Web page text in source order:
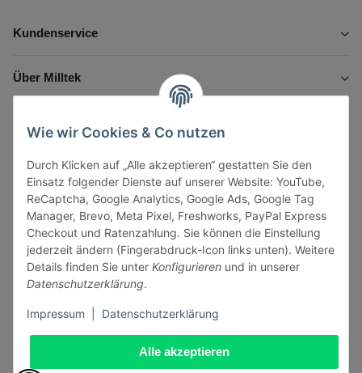
Alle akzeptieren
Wie wir Cookies & Co nutzen
Durch Klicken auf „Alle akzeptieren“ gestatten Sie den
Einsatz folgender Dienste auf unserer Website: YouTube,
ReCaptcha, Google Analytics, Google Ads, Google Tag
Manager, Brevo, Meta Pixel, Freshworks, PayPal Express
Checkout und Ratenzahlung. Sie können die Einstellung
jederzeit ändern (Fingerabdruck-Icon links unten). Weitere
Details finden Sie unter Konfigurieren und in unserer
Datenschutzerklärung.
Impressum Datenschutzerklärung
Kundenservice
Über Milltek
Gesetzliche Informationen
Vertrag widerrufen
Sicher bezahlen via: